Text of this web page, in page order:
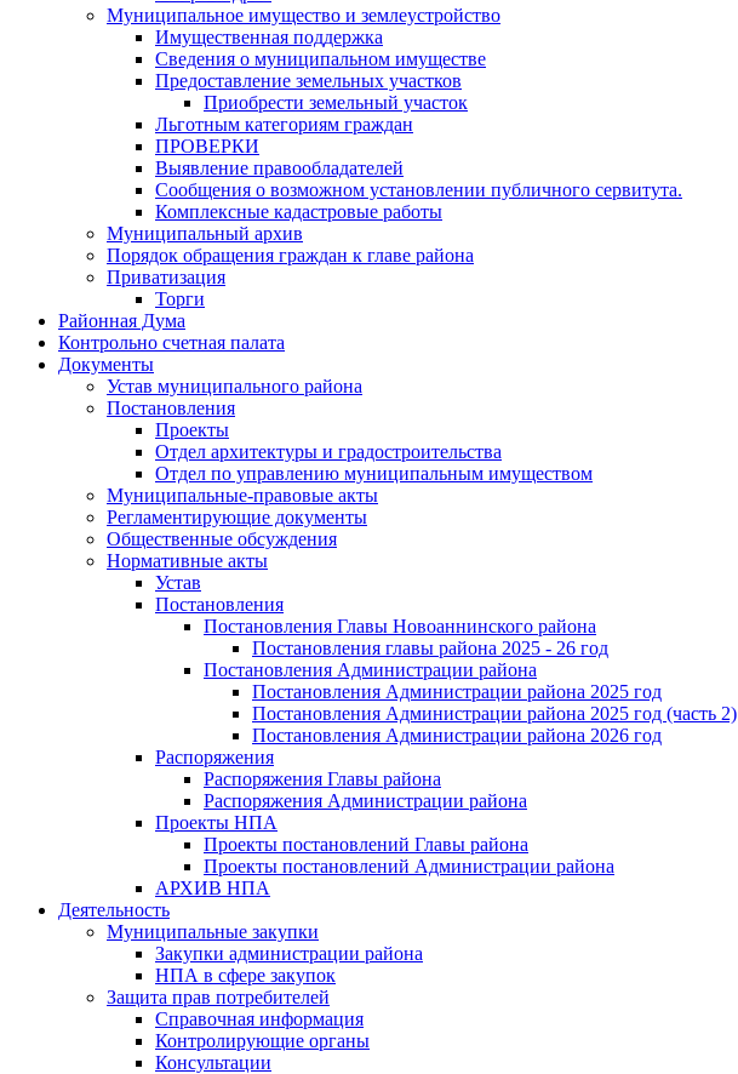
Муниципальное имущество и землеустройство
Имущественная поддержка
Сведения о муниципальном имуществе
Предоставление земельных участков
Приобрести земельный участок
Льготным категориям граждан
ПРОВЕРКИ
Выявление правообладателей
Сообщения о возможном установлении публичного сервитута.
Комплексные кадастровые работы
Муниципальный архив
Порядок обращения граждан к главе района
Приватизация
Торги
Районная Дума
Контрольно счетная палата
Документы
Устав муниципального района
Постановления
Проекты
Отдел архитектуры и градостроительства
Отдел по управлению муниципальным имуществом
Муниципальные-правовые акты
Регламентирующие документы
Общественные обсуждения
Нормативные акты
Устав
Постановления
Постановления Главы Новоаннинского района
Постановления главы района 2025 - 26 год
Постановления Администрации района
Постановления Администрации района 2025 год
Постановления Администрации района 2025 год (часть 2)
Постановления Администрации района 2026 год
Распоряжения
Распоряжения Главы района
Распоряжения Администрации района
Проекты НПА
Проекты постановлений Главы района
Проекты постановлений Администрации района
АРХИВ НПА
Деятельность
Муниципальные закупки
Закупки администрации района
НПА в сфере закупок
Защита прав потребителей
Справочная информация
Контролирующие органы
Консультации